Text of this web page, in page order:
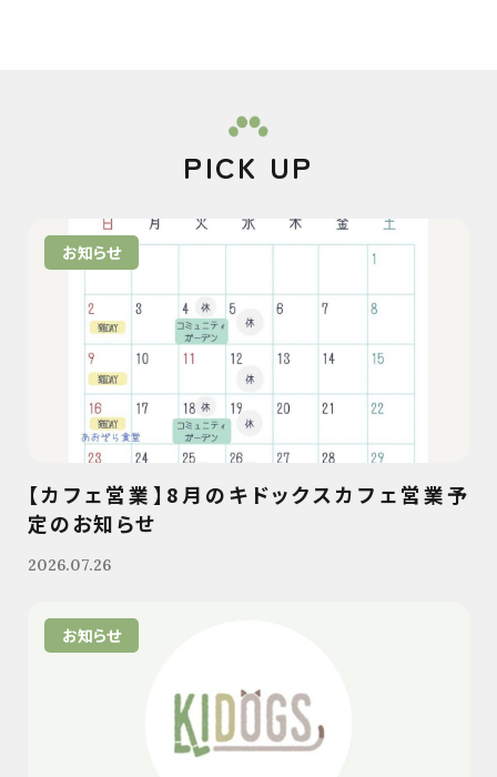
PICK UP
お知らせ
【カフェ営業】8月のキドックスカフェ営業予
定のお知らせ
2026.07.26
お知らせ